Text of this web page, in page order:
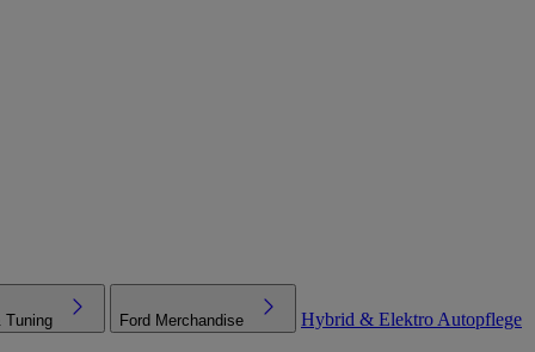
Tuning Ford Merchandise Hybrid & Elektro Autopflege